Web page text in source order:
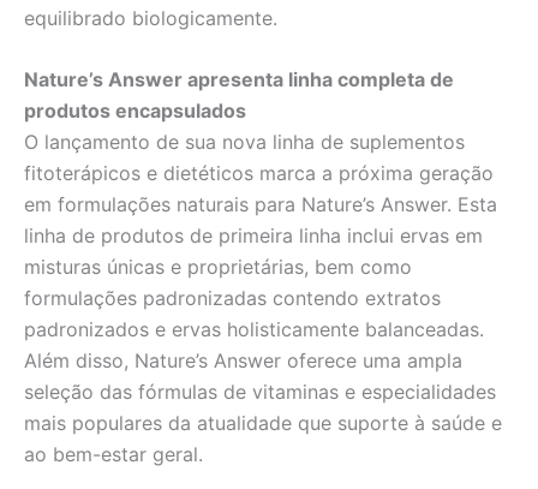
equilibrado biologicamente.
Nature’s Answer apresenta linha completa de
produtos encapsulados
O lançamento de sua nova linha de suplementos
fitoterápicos e dietéticos marca a próxima geração
em formulações naturais para Nature’s Answer. Esta
linha de produtos de primeira linha inclui ervas em
misturas únicas e proprietárias, bem como
formulações padronizadas contendo extratos
padronizados e ervas holisticamente balanceadas.
Além disso, Nature’s Answer oferece uma ampla
seleção das fórmulas de vitaminas e especialidades
mais populares da atualidade que suporte à saúde e
ao bem-estar geral.